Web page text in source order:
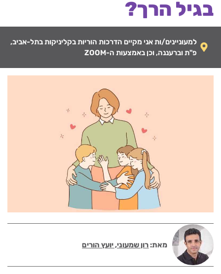
בגיל הרך?
למעוניינים/ות אני מקיים הדרכות הוריות בקליניקות בתל-אביב,
פ"ת וברעננה, וכן באמצעות ה-ZOOM
מאת:רון שמעוני, יועץ הורים